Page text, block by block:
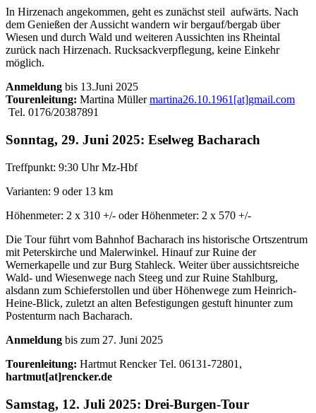
In Hirzenach angekommen, geht es zunächst steil aufwärts. Nach
dem Genießen der Aussicht wandern wir bergauf/bergab über
Wiesen und durch Wald und weiteren Aussichten ins Rheintal
zurück nach Hirzenach. Rucksackverpflegung, keine Einkehr
möglich.
Anmeldung bis 13.Juni 2025
Tourenleitung: Martina Müllermartina26.10.1961[at]gmail.com
Tel. 0176/20387891
Sonntag, 29. Juni 2025: Eselweg Bacharach
Treffpunkt: 9:30 Uhr Mz-Hbf
Varianten: 9 oder 13 km
Höhenmeter: 2 x 310 +/- oder Höhenmeter: 2 x 570 +/-
Die Tour führt vom Bahnhof Bacharach ins historische Ortszentrum
mit Peterskirche und Malerwinkel. Hinauf zur Ruine der
Wernerkapelle und zur Burg Stahleck. Weiter über aussichtsreiche
Wald- und Wiesenwege nach Steeg und zur Ruine Stahlburg,
alsdann zum Schieferstollen und über Höhenwege zum Heinrich-
Heine-Blick, zuletzt an alten Befestigungen gestuft hinunter zum
Postenturm nach Bacharach.
Anmeldung bis zum 27. Juni 2025
Tourenleitung: Hartmut Rencker Tel. 06131-72801,
hartmut[at]rencker.de
Samstag, 12. Juli 2025: Drei-Burgen-Tour